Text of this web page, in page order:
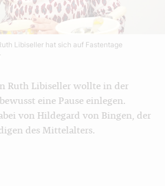
Libiseller hat sich auf Fastentage
Ruth Libiseller wollte in der
eine Pause einlegen.
von Hildegard von Bingen, der
des Mittelalters.